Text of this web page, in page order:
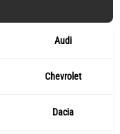
Audi
Chevrolet
Dacia